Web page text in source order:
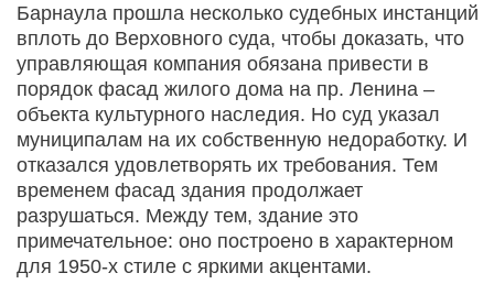
Барнаула прошла несколько судебных инстанций
вплоть до Верховного суда, чтобы доказать, что
управляющая компания обязана привести в
порядок фасад жилого дома на пр. Ленина –
объекта культурного наследия. Но суд указал
муниципалам на их собственную недоработку. И
отказался удовлетворять их требования. Тем
временем фасад здания продолжает
разрушаться. Между тем, здание это
примечательное: оно построено в характерном
для 1950-х стиле с яркими акцентами.